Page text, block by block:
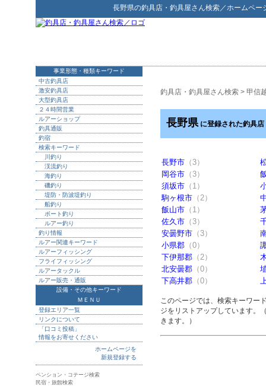
長野県の釣具店・釣具屋さん検索／ホームペー
釣具店・釣具屋さん検索 > 甲信
長野県に登録された釣具店
長野市 （3）
岡谷市 （3）
須坂市 （1）
駒ヶ根市 （2）
飯山市 （1）
佐久市 （3）
安曇野市 （3）
小県郡 （0）
下伊那郡 （2）
北安曇郡 （0）
下高井郡 （0）
このページでは、検索キーワー
ジをリストアップしています。
きます。）
事業形態・種類キーワード
中古釣具店
激安釣具店
大型釣具店
２４時間営業
ルアーショップ
釣具通販
釣宿
検索キーワード
川釣り
渓流釣り
海釣り
磯釣り
堤防・防波堤釣り
船釣り
ボート釣り
ルアー釣り
釣り情報
ルアー関連キーワード
ルアーフィッシング
フライフィッシング
ルアータックル
ルアー販売・通販
設備・その他キーワード
ＭＥＮＵ
登録エリア一覧
リンクについて
「口コミ投稿」
情報をお寄せください
ホームページを
新規登録する
ペンション・コテージ検索
民宿・旅館検索